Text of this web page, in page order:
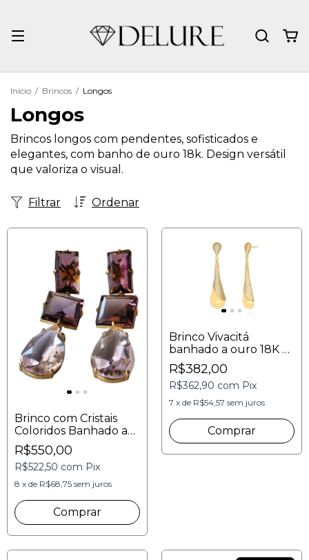
Início / Brincos / Longos
Longos
Brincos longos com pendentes, sofisticados e
elegantes, com banho de ouro 18k. Design versátil
que valoriza o visual.
Ordenar
Filtrar
Brinco com Cristais
Coloridos Banhado a
Ouro 18K – Elegância
e Sofisticação |
DELURE
R$550,00
R$522,50 com Pix
8 x de R$68,75 sem juros
Brinco Vivacitá
banhado a ouro 18K e
cravejado com
zircônias incolores
R$382,00
R$362,90 com Pix
7 x de R$54,57 sem juros